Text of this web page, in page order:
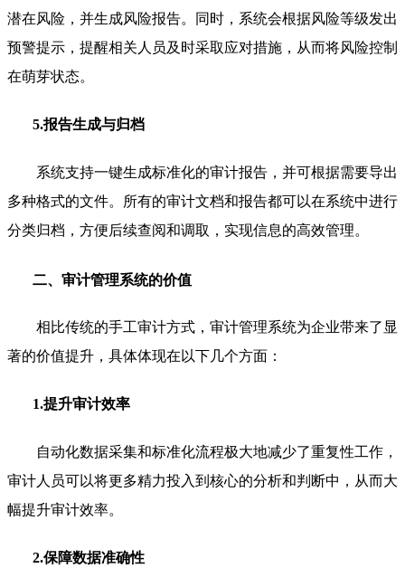
潜在风险，并生成风险报告。同时，系统会根据风险等级发出
预警提示，提醒相关人员及时采取应对措施，从而将风险控制
在萌芽状态。
5.报告生成与归档
系统支持一键生成标准化的审计报告，并可根据需要导出
多种格式的文件。所有的审计文档和报告都可以在系统中进行
分类归档，方便后续查阅和调取，实现信息的高效管理。
二、审计管理系统的价值
相比传统的手工审计方式，审计管理系统为企业带来了显
著的价值提升，具体体现在以下几个方面：
1.提升审计效率
自动化数据采集和标准化流程极大地减少了重复性工作，
审计人员可以将更多精力投入到核心的分析和判断中，从而大
幅提升审计效率。
2.保障数据准确性